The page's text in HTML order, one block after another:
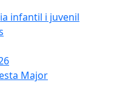
infantil i juvenil
Major